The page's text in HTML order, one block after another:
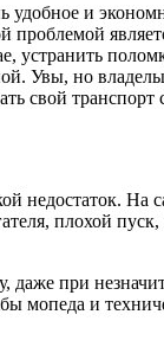
удобное и
проблемой
устранить
Увы, но
свой транспорт
недостаток. На
плохой пуск,
даже при
мопеда и